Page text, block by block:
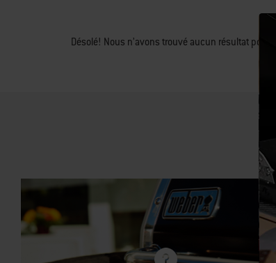
Désolé! Nous n’avons trouvé aucun résultat pour